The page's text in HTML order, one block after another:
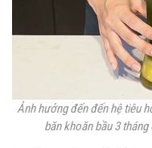
Ảnh hưởng đến đến hệ tiêu
băn khoănbầu 3